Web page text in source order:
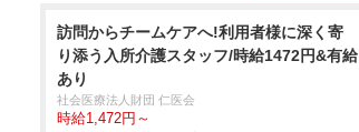
訪問からチームケアへ!利用者様に深く寄
り添う入所介護スタッフ/時給1472円&有給
あり
社会医療法人財団 仁医会
時給1,472円～